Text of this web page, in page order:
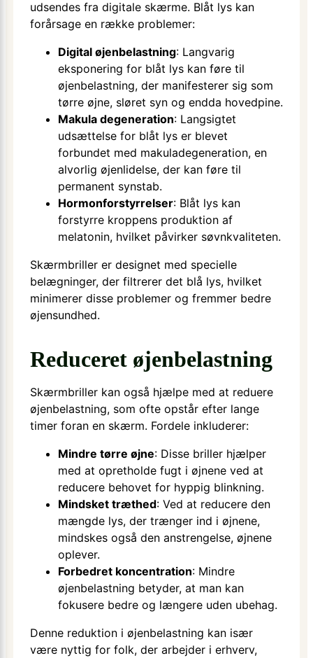
udsendes fra digitale skærme. Blåt lys kan
forårsage en række problemer:
Digital øjenbelastning: Langvarig
eksponering for blåt lys kan føre til
øjenbelastning, der manifesterer sig som
tørre øjne, sløret syn og endda hovedpine.
Makula degeneration: Langsigtet
udsættelse for blåt lys er blevet
forbundet med makuladegeneration, en
alvorlig øjenlidelse, der kan føre til
permanent synstab.
Hormonforstyrrelser: Blåt lys kan
forstyrre kroppens produktion af
melatonin, hvilket påvirker søvnkvaliteten.
Skærmbriller er designet med specielle
belægninger, der filtrerer det blå lys, hvilket
minimerer disse problemer og fremmer bedre
øjensundhed.
Reduceret øjenbelastning
Skærmbriller kan også hjælpe med at reduere
øjenbelastning, som ofte opstår efter lange
timer foran en skærm. Fordele inkluderer:
Mindre tørre øjne: Disse briller hjælper
med at opretholde fugt i øjnene ved at
reducere behovet for hyppig blinkning.
Mindsket træthed: Ved at reducere den
mængde lys, der trænger ind i øjnene,
mindskes også den anstrengelse, øjnene
oplever.
Forbedret koncentration: Mindre
øjenbelastning betyder, at man kan
fokusere bedre og længere uden ubehag.
Denne reduktion i øjenbelastning kan især
være nyttig for folk, der arbejder i erhverv,